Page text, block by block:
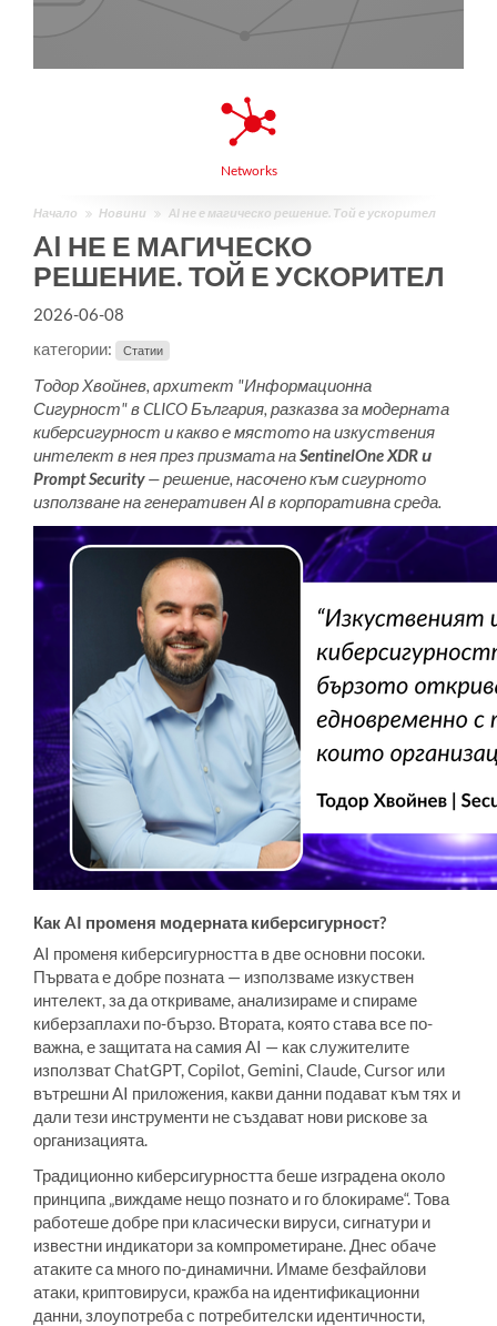
Management
Начало Новини AI не е магическо решение. Той е ускорител
AI НЕ Е МАГИЧЕСКО
РЕШЕНИЕ. ТОЙ Е УСКОРИТЕЛ
2026-06-08
категории:
Статии
Тодор Хвойнев, aрхитект "Информационна
Сигурност" в CLICO България, разказва за модерната
киберсигурност и какво е мястото на изкуствения
интелект в нея през призмата наSentinelOne XDR и
Prompt Security— решение, насочено към сигурното
използване на генеративен AI в корпоративна среда.
Как AI променя модерната киберсигурност?
AI променя киберсигурността в две основни посоки.
Първата е добре позната — използваме изкуствен
интелект, за да откриваме, анализираме и спираме
киберзаплахи по-бързо. Втората, която става все по-
важна, е защитата на самия AI — как служителите
използват ChatGPT, Copilot, Gemini, Claude, Cursor или
вътрешни AI приложения, какви данни подават към тях и
дали тези инструменти не създават нови рискове за
организацията.
Традиционно киберсигурността беше изградена около
принципа „виждаме нещо познато и го блокираме“. Това
работеше добре при класически вируси, сигнатури и
известни индикатори за компрометиране. Днес обаче
атаките са много по-динамични. Имаме безфайлови
атаки, криптовируси, кражба на идентификационни
данни, злоупотреба с потребителски идентичности,